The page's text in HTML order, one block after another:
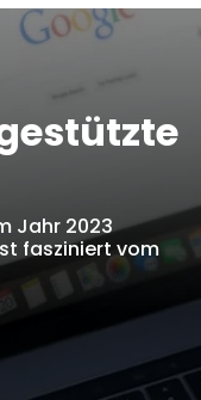
Jahr 2023
fasziniert vom